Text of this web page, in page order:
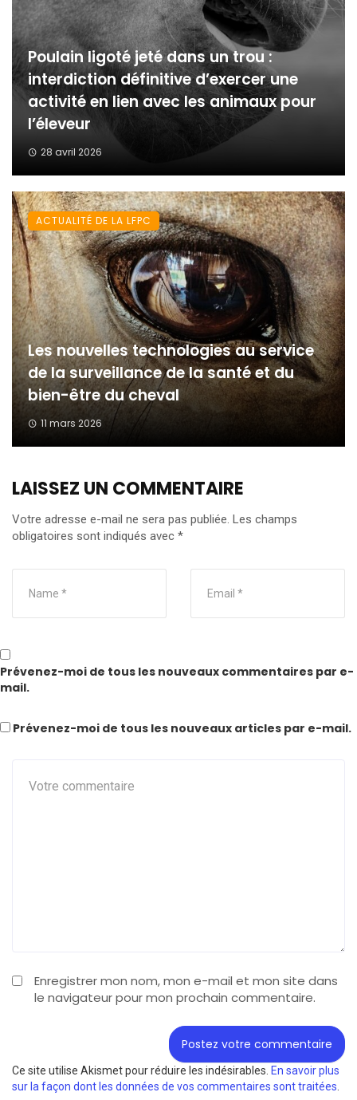
Poulain ligoté jeté dans un trou :
interdiction définitive d’exercer une
activité en lien avec les animaux pour
l’éleveur
28 avril 2026
Les nouvelles technologies au service
de la surveillance de la santé et du
bien-être du cheval
11 mars 2026
ACTUALITÉ DE LA LFPC
LAISSEZ UN COMMENTAIRE
Votre adresse e-mail ne sera pas publiée. Les champs
obligatoires sont indiqués avec *
Enregistrer mon nom, mon e-mail et mon site dans
le navigateur pour mon prochain commentaire.
Prévenez-moi de tous les nouveaux commentaires par e-
mail.
Prévenez-moi de tous les nouveaux articles par e-mail.
Ce site utilise Akismet pour réduire les indésirables. En savoir plus
sur la façon dont les données de vos commentaires sont traitées.